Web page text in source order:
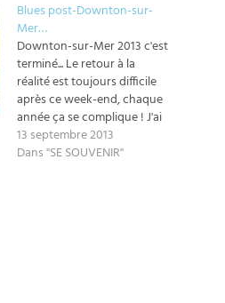
Blues post-Downton-sur-
Mer…
Downton-sur-Mer 2013 c'est
terminé... Le retour à la
réalité est toujours difficile
après ce week-end, chaque
année ça se complique ! J'ai
passé le nez sur la machine à
coudre la semaine dernière
13 septembre 2013
Dans "SE SOUVENIR"